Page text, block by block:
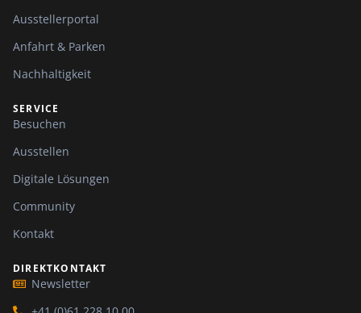
Ausstellerportal
Anfahrt & Parken
Nachhaltigkeit
SERVICE
Besuchen
Ausstellen
Digitale Lösungen
Community
Kontakt
DIREKTKONTAKT
Newsletter